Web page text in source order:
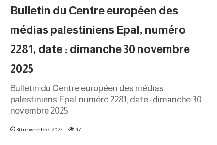
Bulletin du Centre européen des
médias palestiniens Epal, numéro
2281, date : dimanche 30 novembre
2025
Bulletin du Centre européen des médias
palestiniens Epal, numéro 2281, date : dimanche 30
novembre 2025
30 novembre، 2025 97